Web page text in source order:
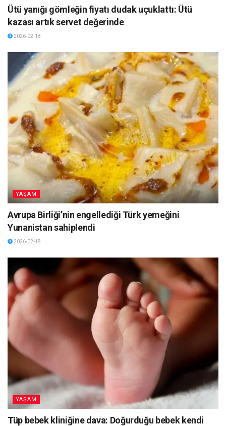
Ütü yanığı gömleğin fiyatı dudak uçuklattı: Ütü
kazası artık servet değerinde
2026-02-18
YAŞAM
Avrupa Birliği’nin engellediği Türk yemeğini
Yunanistan sahiplendi
2026-02-18
YAŞAM
Tüp bebek kliniğine dava: Doğurduğu bebek kendi